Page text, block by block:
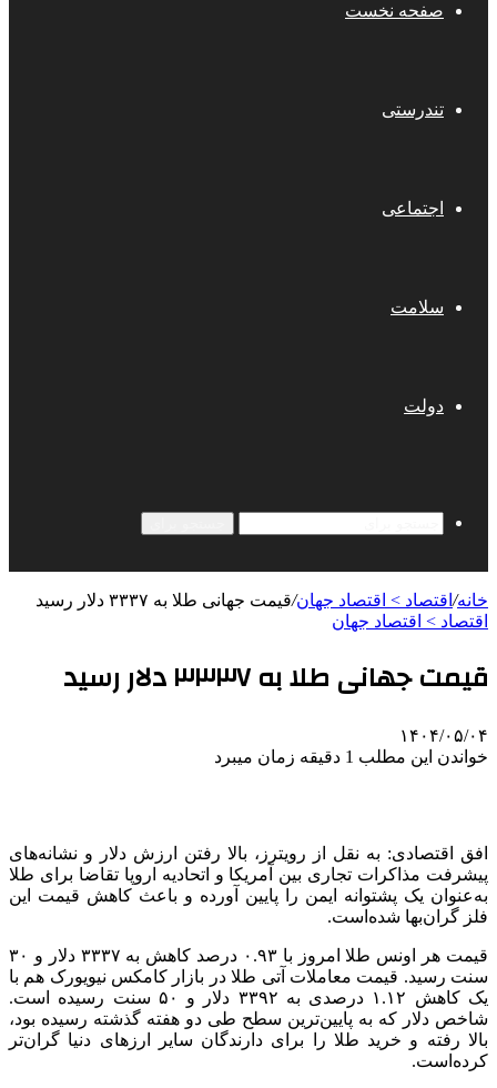
صفحه نخست
تندرستی
اجتماعی
سلامت
دولت
خانه/ اقتصاد > اقتصاد جهان/قیمت جهانی طلا به ۳۳۳۷ دلار رسید
اقتصاد > اقتصاد جهان
قیمت جهانی طلا به ۳۳۳۷ دلار رسید
۱۴۰۴/۰۵/۰۴
خواندن این مطلب 1 دقیقه زمان میبرد
افق اقتصادی: به نقل از رویترز، بالا رفتن ارزش دلار و نشانه‌های
پیشرفت مذاکرات تجاری بین آمریکا و اتحادیه اروپا تقاضا برای طلا
به‌عنوان یک پشتوانه ایمن را پایین آورده و باعث کاهش قیمت این
فلز گران‌بها شده‌است.
قیمت هر اونس طلا امروز با ۰.۹۳ درصد کاهش به ۳۳۳۷ دلار و ۳۰
سنت رسید. قیمت معاملات آتی طلا در بازار کامکس نیویورک هم با
یک کاهش ۱.۱۲ درصدی به ۳۳۹۲ دلار و ۵۰ سنت رسیده است.
شاخص دلار که به پایین‌ترین سطح طی دو هفته گذشته رسیده بود،
بالا رفته و خرید طلا را برای دارندگان سایر ارزهای دنیا گران‌تر
کرده‌است.